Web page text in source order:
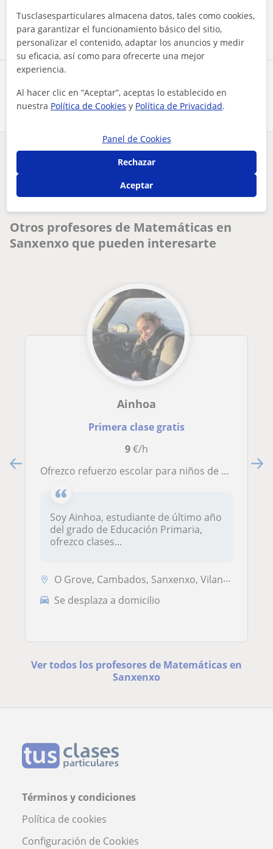
Contactar ahora
¿Hay algún error en este perfil?
Matemáticas
Sanxenxo
clases de refuerzo escolar en sanxenxo
Otros profesores de Matemáticas en
Sanxenxo que pueden interesarte
Ainhoa
Primera clase gratis
9€/h
Ofrezco refuerzo escolar para niños de Educación Primaria
Soy Ainhoa, estudiante de último año
del grado de Educación Primaria,
ofrezco clases...
O Grove, Cambados, Sanxenxo, Vilanova de Arousa, A Illa de Arousa
Se desplaza a domicilio
Ver todos los profesores de Matemáticas en
Sanxenxo
Términos y condiciones
Política de cookies
Configuración de Cookies
Tusclasesparticulares almacena datos, tales como cookies,
para garantizar el funcionamiento básico del sitio,
personalizar el contenido, adaptar los anuncios y medir
su eficacia, así como para ofrecerte una mejor
experiencia.
Al hacer clic en “Aceptar”, aceptas lo establecido en
nuestra Política de Cookies y Política de Privacidad.
Panel de Cookies
Rechazar
Aceptar